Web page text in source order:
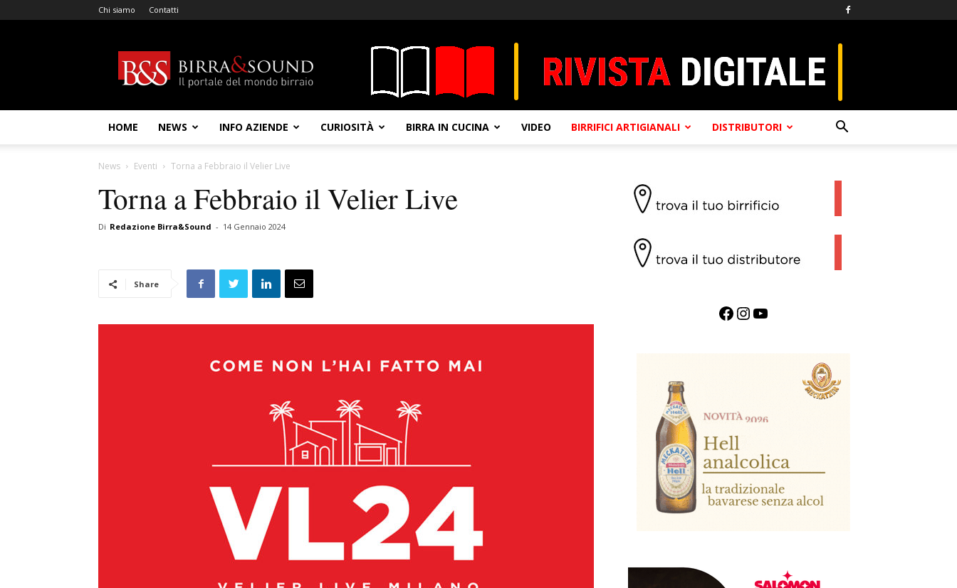
Chi siamo Contatti
&
Sound
HOME NEWS INFO AZIENDE CURIOSITÀ BIRRA IN CUCINA VIDEO BIRRIFICI ARTIGIANALI DISTRIBUTORI
News Eventi Torna a Febbraio il Velier Live
Torna a Febbraio il Velier Live
Di Redazione Birra&Sound - 14 Gennaio 2024
Share
Facebook InstagramYouTube